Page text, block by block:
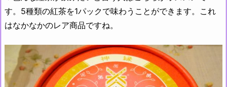
す。5種類の紅茶を1パックで味わうことができます。これ
はなかなかのレア商品ですね。